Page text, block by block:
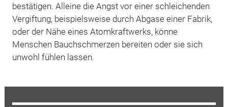
bestätigen. Alleine die Angst vor einer schleichenden
Vergiftung, beispielsweise durch Abgase einer Fabrik,
oder der Nähe eines Atomkraftwerks, könne
Menschen Bauchschmerzen bereiten oder sie sich
unwohl fühlen lassen.